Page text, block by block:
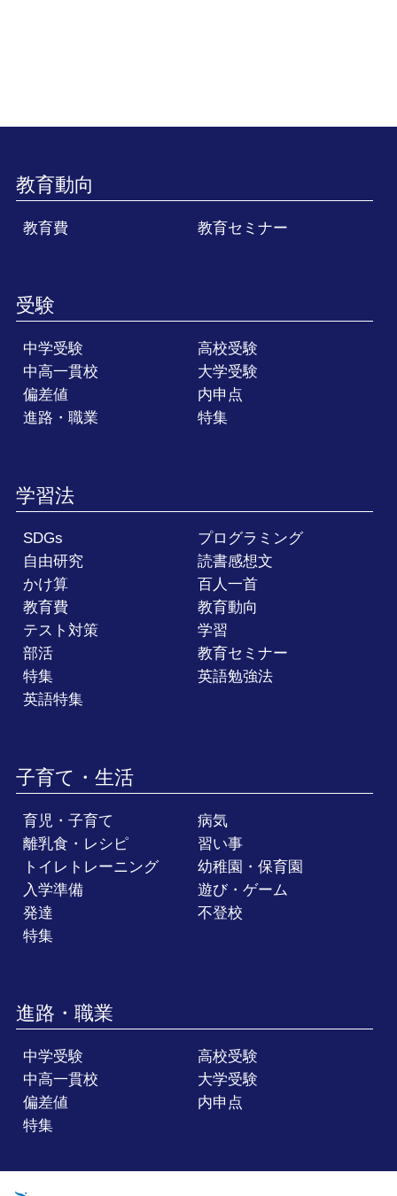
教育動向
教育費 教育セミナー
受験
中学受験
高校受験
中高一貫校
大学受験
偏差値
内申点
進路・職業
特集
学習法
SDGs
プログラミング
自由研究
読書感想文
かけ算
百人一首
教育費
教育動向
テスト対策
学習
部活
教育セミナー
特集
英語勉強法
英語特集
子育て・生活
育児・子育て
病気
離乳食・レシピ
習い事
トイレトレーニング
幼稚園・保育園
入学準備
遊び・ゲーム
発達
不登校
特集
進路・職業
中学受験
高校受験
中高一貫校
大学受験
偏差値
内申点
特集